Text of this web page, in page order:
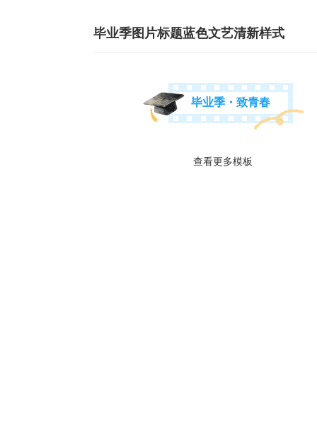
毕业季图片标题蓝色文艺清新样式
毕业季・致青春
查看更多模板